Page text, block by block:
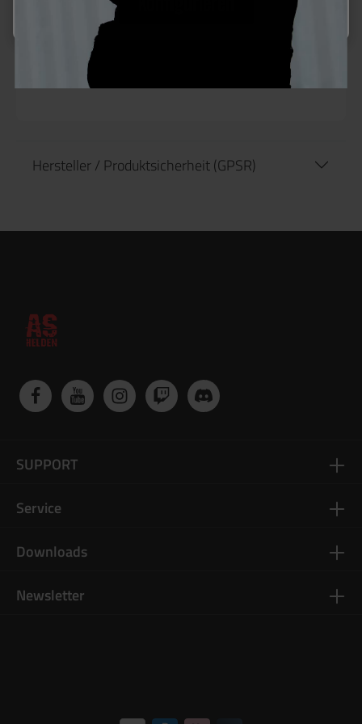
MTW mit Ihrem Storm-Regler * Passt zu den
meisten Reglern. Verwendet 1/8″ Foster-
Fittings.
Hersteller / Produktsicherheit (GPSR)
Newsletter
SUPPORT
Service
Downloads